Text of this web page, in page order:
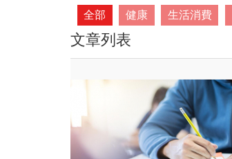
全部 健康 生活消費
文章列表